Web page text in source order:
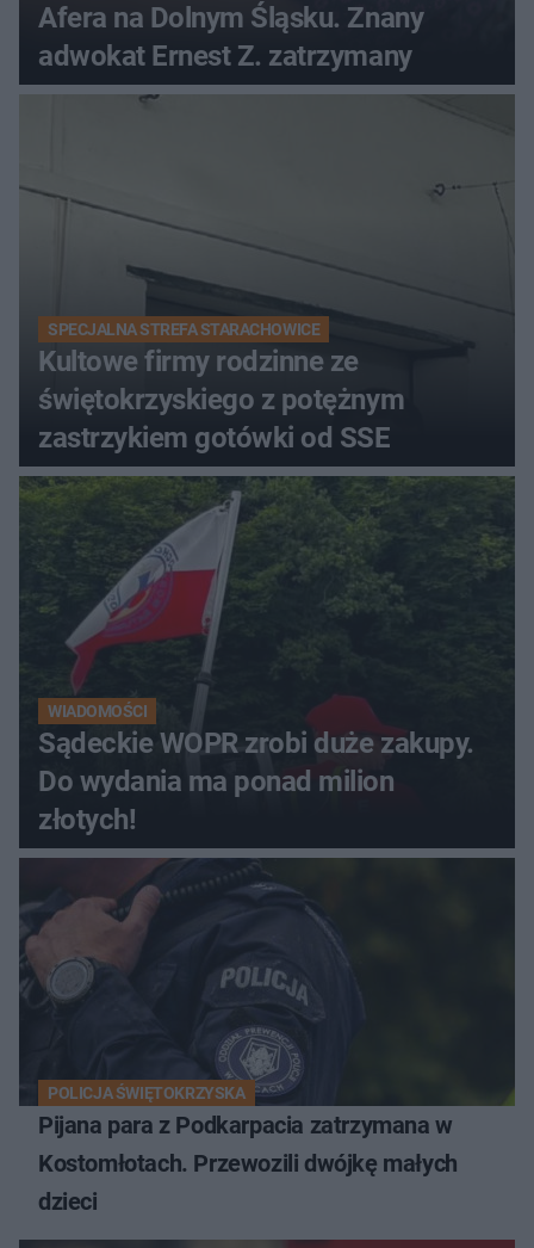
Afera na Dolnym Śląsku. Znany
adwokat Ernest Z. zatrzymany
SPECJALNA STREFA STARACHOWICE
Kultowe firmy rodzinne ze
świętokrzyskiego z potężnym
zastrzykiem gotówki od SSE
WIADOMOŚCI
Sądeckie WOPR zrobi duże zakupy.
Do wydania ma ponad milion
złotych!
POLICJA ŚWIĘTOKRZYSKA
Pijana para z Podkarpacia zatrzymana w
Kostomłotach. Przewozili dwójkę małych
dzieci